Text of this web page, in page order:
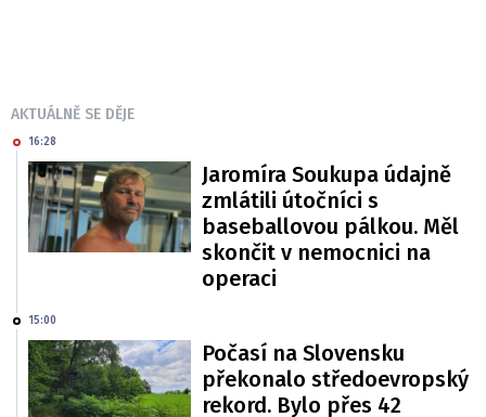
AKTUÁLNĚ SE DĚJE
16:28
Jaromíra Soukupa údajně
zmlátili útočníci s
baseballovou pálkou. Měl
skončit v nemocnici na
operaci
15:00
Počasí na Slovensku
překonalo středoevropský
rekord. Bylo přes 42